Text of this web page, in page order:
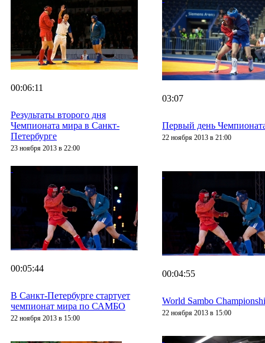
00:06:11
Результаты второго дня
Чемпионата мира в Санкт-
Петербурге
23 ноября 2013 в 22:00
03:07
Первый день
22 ноября 2013 в 21:00
00:05:44
В Санкт-Петербурге стартует
чемпионат мира по САМБО
22 ноября 2013 в 15:00
00:04:55
World Sambo
22 ноября 2013 в 15:00